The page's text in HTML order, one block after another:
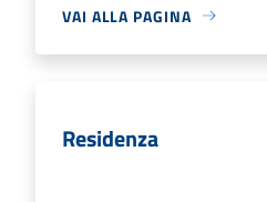
VAI ALLA PAGINA
Residenza